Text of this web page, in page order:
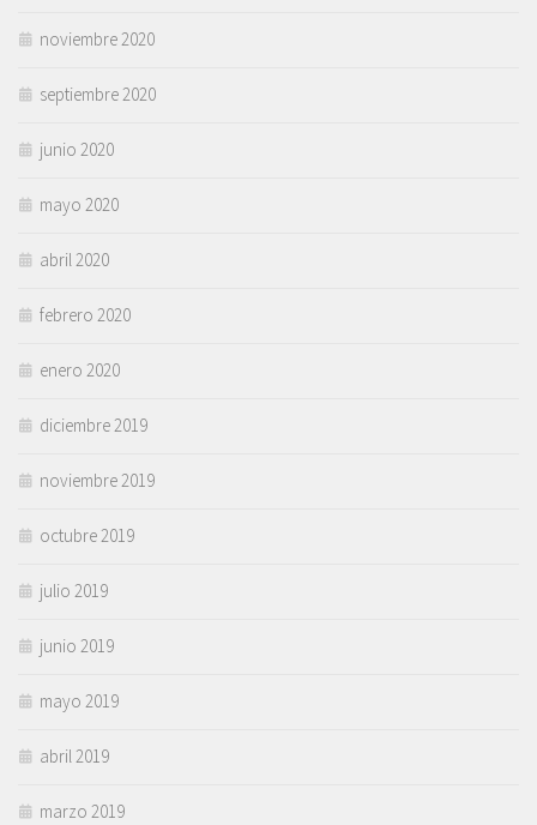
noviembre 2020
septiembre 2020
junio 2020
mayo 2020
abril 2020
febrero 2020
enero 2020
diciembre 2019
noviembre 2019
octubre 2019
julio 2019
junio 2019
mayo 2019
abril 2019
marzo 2019